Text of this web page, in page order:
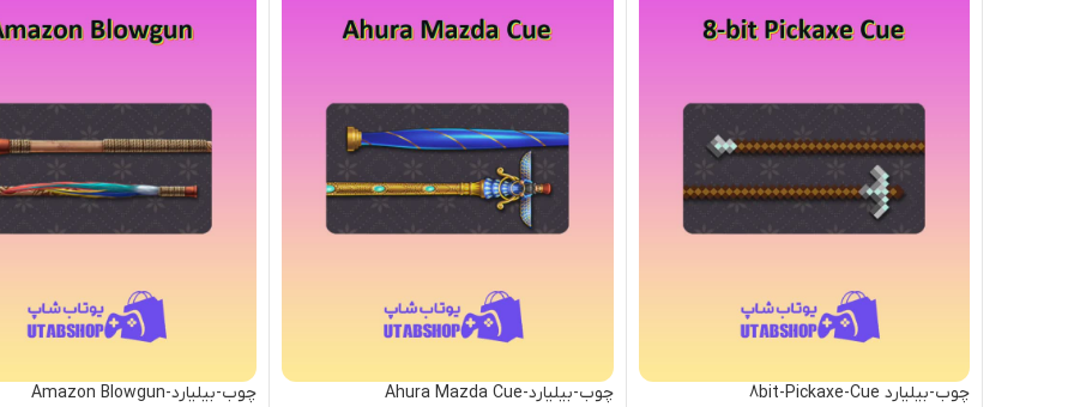
چوب-بیلیارد 8bit-Pickaxe-Cue چوب-بیلیارد-Ahura Mazda Cue چوب-بیلیارد-Amazon Blowgun